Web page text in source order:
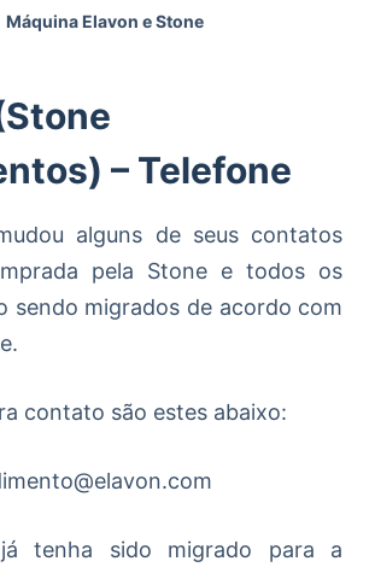
Máquina Elavon e Stone
– Telefone
alguns de seus contatos
pela Stone e todos os
sendo migrados de acordo com
contato são estes abaixo:
tenha sido migrado para a